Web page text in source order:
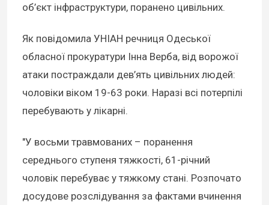
об’єкт інфраструктури, поранено цивільних.
Як повідомила УНІАН речниця Одеської
обласної прокуратури Інна Верба, від ворожої
атаки постраждали дев’ять цивільних людей:
чоловіки віком 19-63 роки. Наразі всі потерпілі
перебувають у лікарні.
"У восьми травмованих – поранення
середнього ступеня тяжкості, 61-річний
чоловік перебуває у тяжкому стані. Розпочато
досудове розслідування за фактами вчинення